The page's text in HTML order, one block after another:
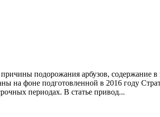
подорожания арбузов, содержание
на фоне подготовленной в 2016 году
периодах. B статье привод...